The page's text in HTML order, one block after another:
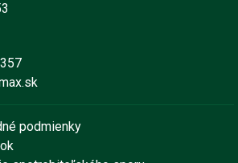
podmienky